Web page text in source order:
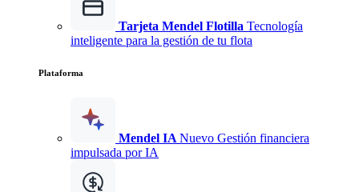
Tarjeta Mendel Flotilla Tecnología
inteligente para la gestión de tu flota
Plataforma
Mendel IA Nuevo Gestión financiera
impulsada por IA